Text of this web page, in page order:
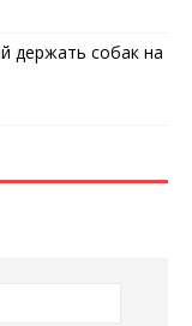
держать собак на